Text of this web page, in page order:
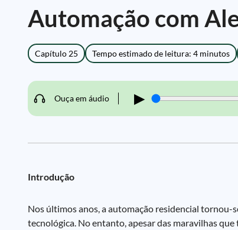
Automação com
Capítulo 25 Tempo estimado de leitura: 4 minutos
Ouça em áudio ▶
Introdução
Nos últimos anos, a automação residencial tornou-
tecnológica. No entanto, apesar das maravilhas